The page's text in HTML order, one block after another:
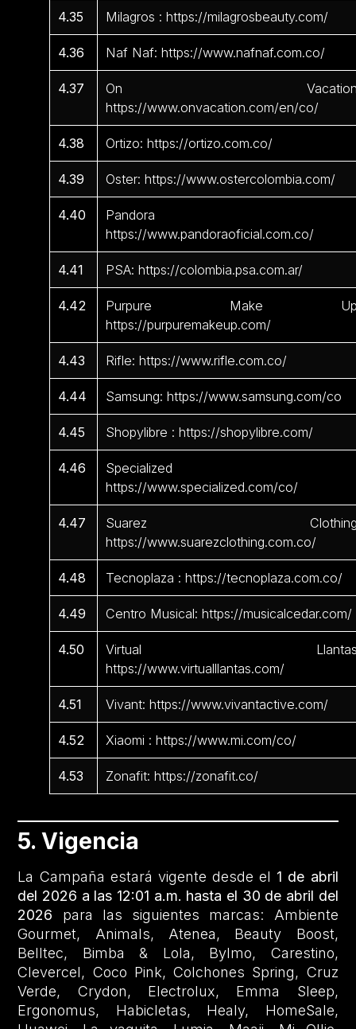
4.35 Milagros : https://milagrosbeauty.com/
4.36 Naf Naf: https://www.nafnaf.com.co/
4.37
On
https://www.onvacation.com/en/co/
4.38 Ortizo: https://ortizo.com.co/
4.39 Oster: https://www.ostercolombia.com/
4.40
Pandora
https://www.pandoraoficial.com.co/
4.41 PSA: https://colombia.psa.com.ar/
4.42
Purpure Make
https://purpuremakeup.com/
4.43 Rifle: https://www.rifle.com.co/
4.44 Samsung: https://www.samsung.com/co
4.45 Shopylibre : https://shopylibre.com/
4.46
Specialized
https://www.specialized.com/co/
4.47
Suarez
https://www.suarezclothing.com.co/
4.48 Tecnoplaza : https://tecnoplaza.com.co/
4.49 Centro Musical: https://musicalcedar.com/
4.50
Virtual
https://www.virtualllantas.com/
4.51 Vivant: https://www.vivantactive.com/
4.52 Xiaomi : https://www.mi.com/co/
4.53 Zonafit: https://zonafit.co/
5. Vigencia
La Campaña estará vigente desde el 1 de abril
del 2026 a las 12:01 a.m. hasta el 30 de abril del
2026 para las siguientes marcas: Ambiente
Gourmet, Animals, Atenea, Beauty Boost,
Belltec, Bimba & Lola, Bylmo, Carestino,
Clevercel, Coco Pink, Colchones Spring, Cruz
Verde, Crydon, Electrolux, Emma Sleep,
Ergonomus, Habicletas, Healy, HomeSale,